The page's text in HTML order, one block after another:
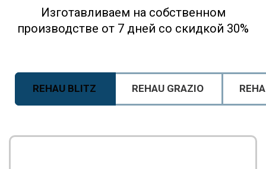
Изготавливаем на собственном
производстве от 7 дней cо скидкой 30%
REHAU BLITZ REHAU GRAZIO